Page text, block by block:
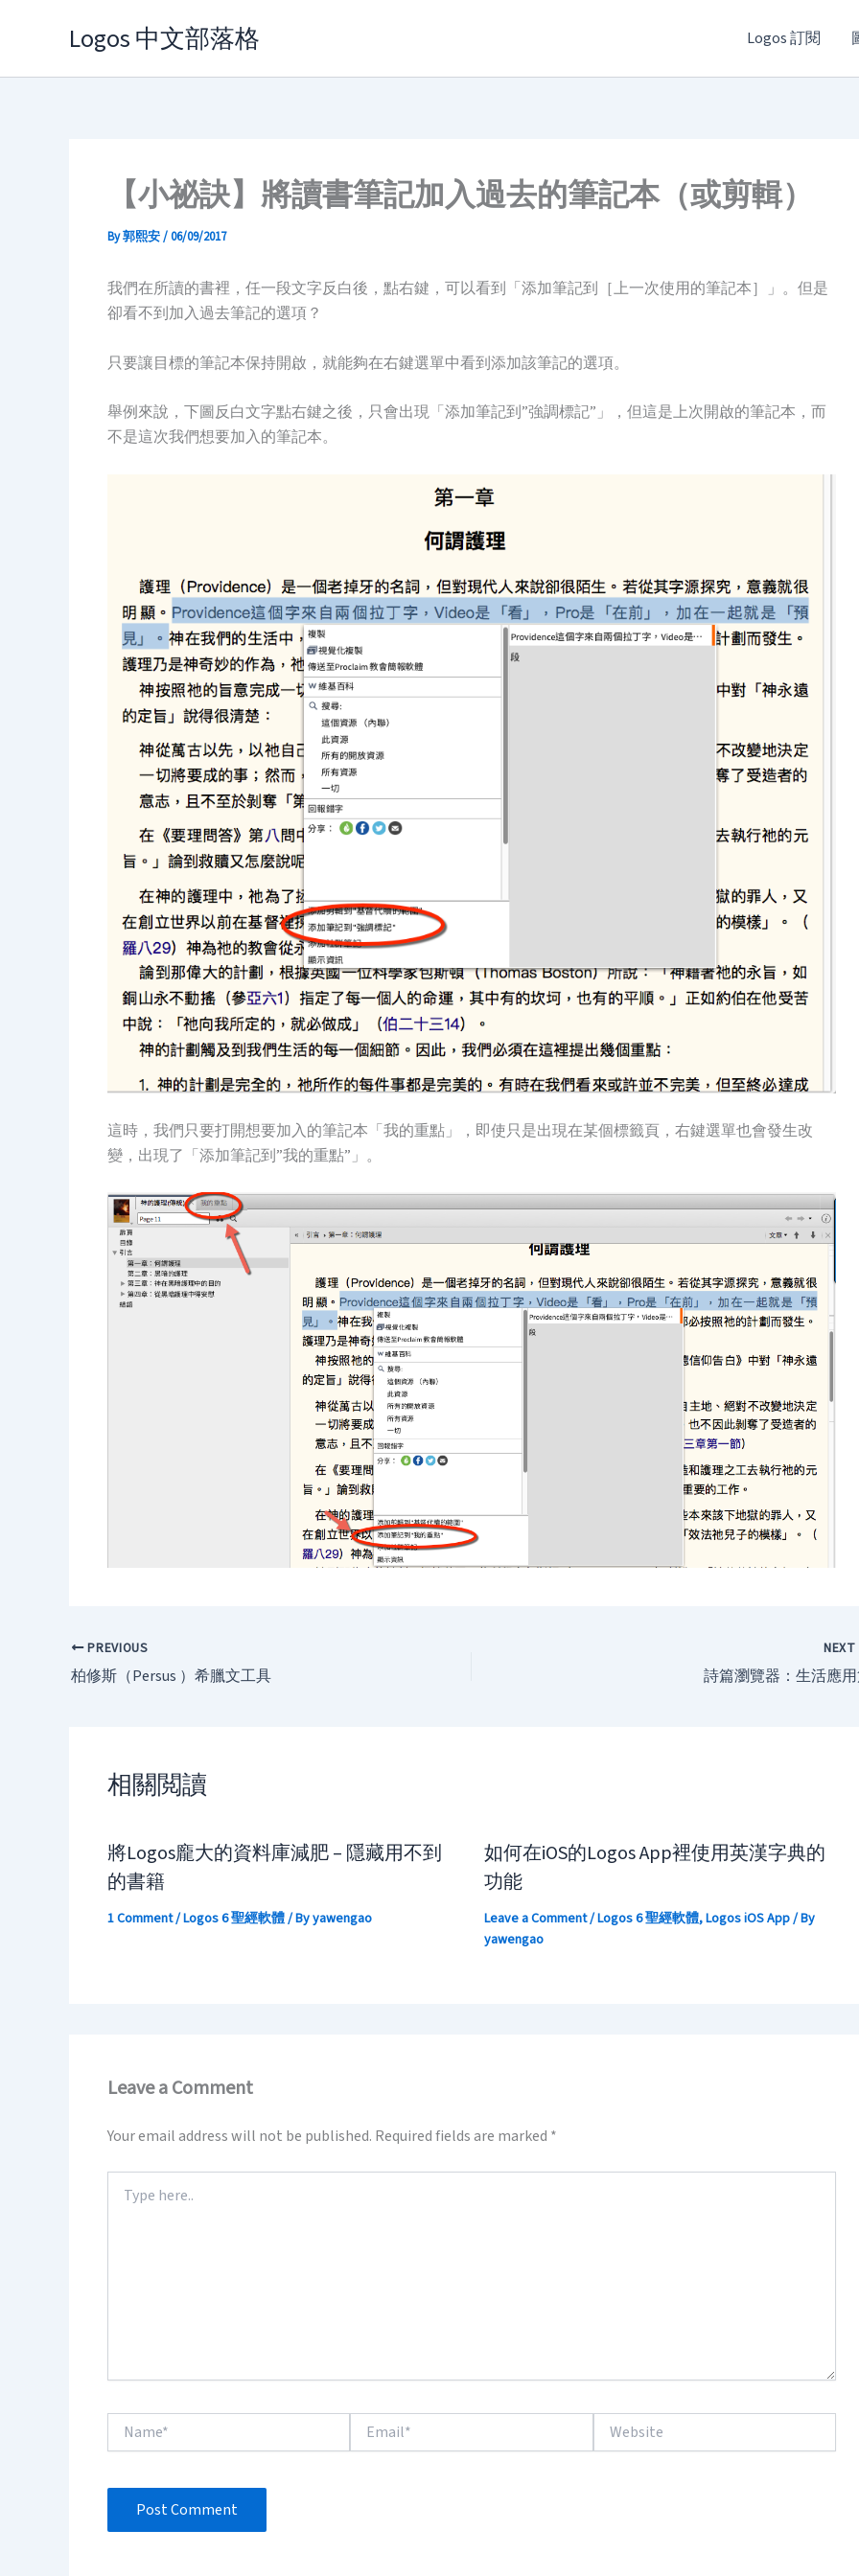
Logos 中文部落格 Logos 訂閱
【小祕訣】將讀書筆記加入過去的筆記本（或剪輯）
By郭熙安/06/09/2017
我們在所讀的書裡，任一段文字反白後，點右鍵，可以看到「添加筆記到［上一次使用的筆記本］」。但是
卻看不到加入過去筆記的選項？
只要讓目標的筆記本保持開啟，就能夠在右鍵選單中看到添加該筆記的選項。
舉例來說，下圖反白文字點右鍵之後，只會出現「添加筆記到”強調標記”」，但這是上次開啟的筆記本，而
不是這次我們想要加入的筆記本。
這時，我們只要打開想要加入的筆記本「我的重點」，即使只是出現在某個標籤頁，右鍵選單也會發生改
變，出現了「添加筆記到”我的重點”」。
PREVIOUS
柏修斯（Persus ）希臘文工具
NEXT
詩篇瀏覽器：生活應
相關閲讀
將Logos龐大的資料庫減肥 – 隱藏用不到
的書籍
1 Comment/Logos 6 聖經軟體/ Byyawengao
如何在iOS的Logos App裡使用英漢字典的
功能
Leave a Comment/Logos 6 聖經軟體,Logos iOS App/ By
yawengao
Leave a Comment
Your email address will not be published. Required fields are marked *
here..